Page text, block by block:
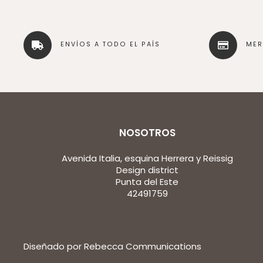
ENVÍOS A TODO EL PAÍS
NOSOTROS
Avenida Italia, esquina Herrera y Reissig
Design district
Punta del Este
42491759
Diseñado por Rebecca Communications